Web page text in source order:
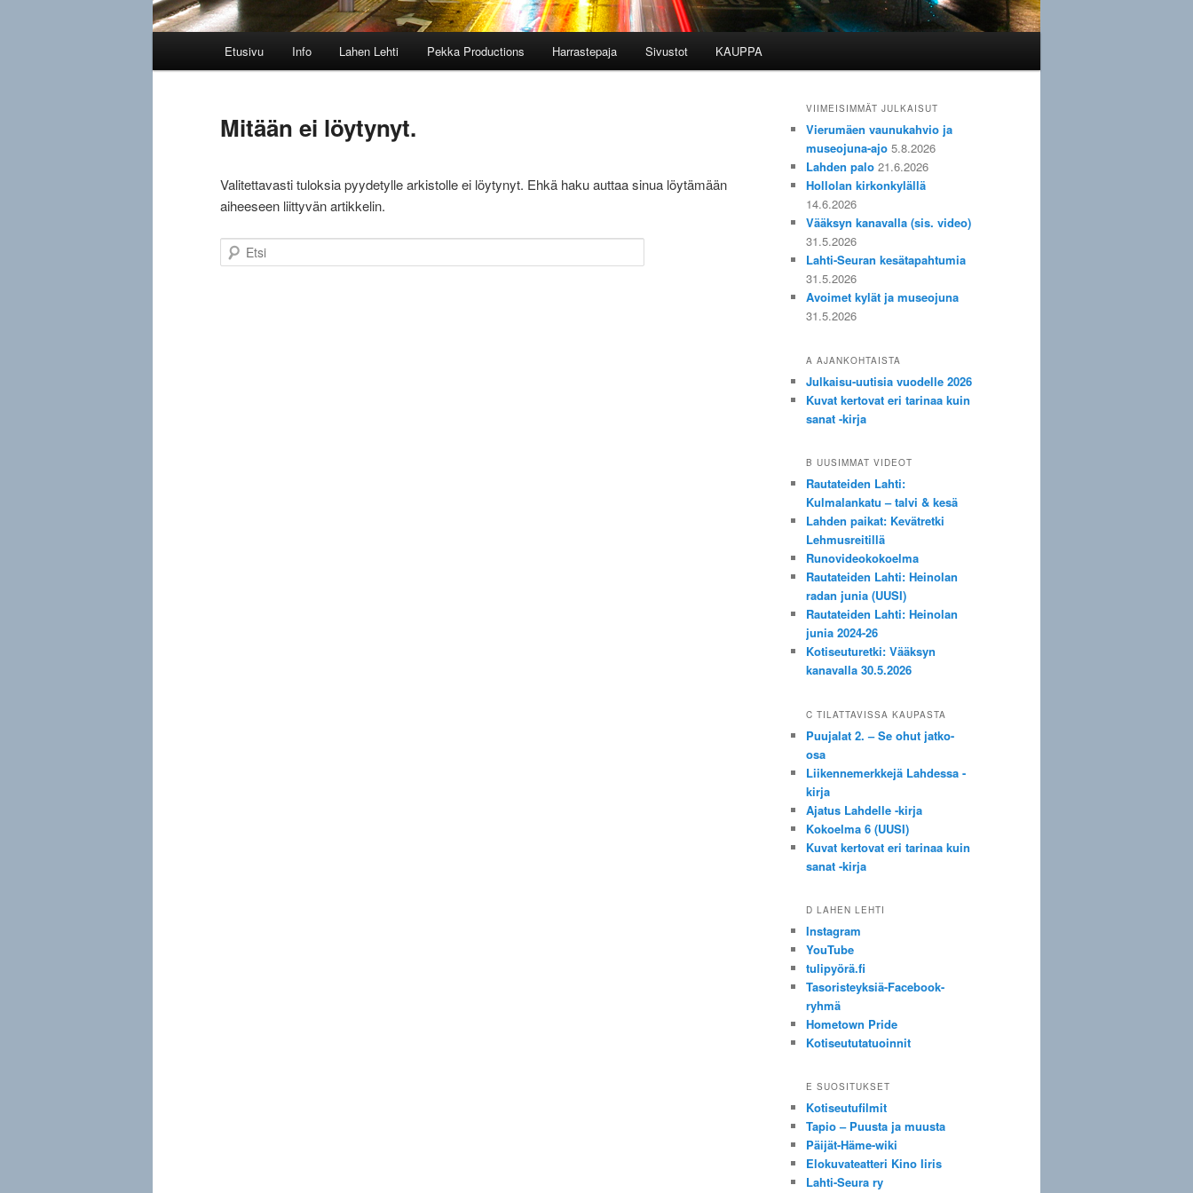
Etusivu Info Lahen Lehti Pekka Productions Harrastepaja Sivustot KAUPPA
Mitään ei löytynyt.
Valitettavasti tuloksia pyydetylle arkistolle ei löytynyt. Ehkä haku auttaa sinua löytämään
aiheeseen liittyvän artikkelin.
Etsi
VIIMEISIMMÄT JULKAISUT
Vierumäen vaunukahvio ja
museojuna-ajo 5.8.2026
Lahden palo 21.6.2026
Hollolan kirkonkylällä
14.6.2026
Vääksyn kanavalla (sis. video)
31.5.2026
Lahti-Seuran kesätapahtumia
31.5.2026
Avoimet kylät ja museojuna
31.5.2026
A AJANKOHTAISTA
Julkaisu-uutisia vuodelle 2026
Kuvat kertovat eri tarinaa kuin
sanat -kirja
B UUSIMMAT VIDEOT
Rautateiden Lahti:
Kulmalankatu – talvi & kesä
Lahden paikat: Kevätretki
Lehmusreitillä
Runovideokokoelma
Rautateiden Lahti: Heinolan
radan junia (UUSI)
Rautateiden Lahti: Heinolan
junia 2024-26
Kotiseuturetki: Vääksyn
kanavalla 30.5.2026
C TILATTAVISSA KAUPASTA
Puujalat 2. – Se ohut jatko-
osa
Liikennemerkkejä Lahdessa -
kirja
Ajatus Lahdelle -kirja
Kokoelma 6 (UUSI)
Kuvat kertovat eri tarinaa kuin
sanat -kirja
D LAHEN LEHTI
Instagram
YouTube
tulipyörä.fi
Tasoristeyksiä-Facebook-
ryhmä
Hometown Pride
Kotiseututatuoinnit
E SUOSITUKSET
Kotiseutufilmit
Tapio – Puusta ja muusta
Päijät-Häme-wiki
Elokuvateatteri Kino Iiris
Lahti-Seura ry